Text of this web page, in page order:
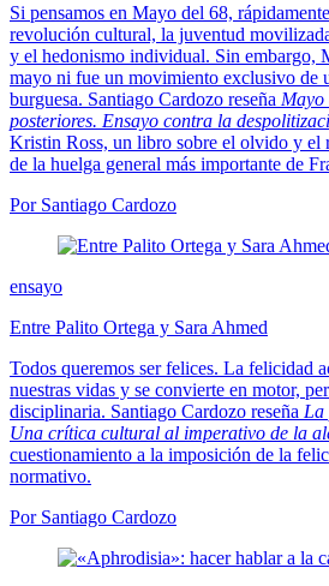
Si pensamos en Mayo del 68,
revolución cultural, la juventud
y el hedonismo individual. Sin embargo,
mayo ni fue un movimiento exclusivo de
burguesa. Santiago Cardozo reseña Mayo
posteriores. Ensayo contra la
Kristin Ross, un libro sobre el olvido y el
de la huelga general más importante de
Por Santiago Cardozo
ensayo
Entre Palito Ortega y Sara Ahmed
Todos queremos ser felices. La felicidad
nuestras vidas y se convierte en motor,
disciplinaria. Santiago Cardozo reseña La
Una crítica cultural al imperativo de la
cuestionamiento a la imposición de la
normativo.
Por Santiago Cardozo